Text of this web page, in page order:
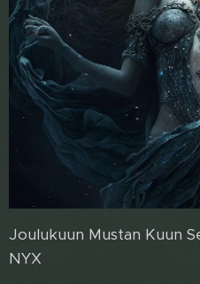
Joulukuun Mustan Kuun
NYX